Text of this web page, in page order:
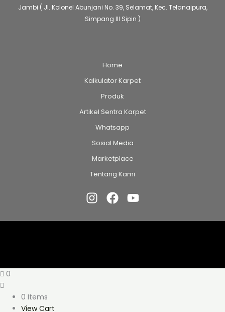
Jambi ( Jl. Kolonel Abunjani No. 39, Selamat, Kec. Telanaipura,
Simpang III Sipin )
Home
Kalkulator Karpet
Produk
Artikel Sentra Karpet
Whatsapp
Sosial Media
Marketplace
Tentang Kami
0
0 Items
View Cart